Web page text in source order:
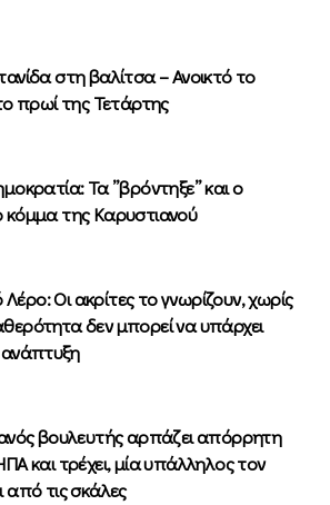
στη βαλίτσα – Ανοικτό το
πρωί της Τετάρτης
Τα ”βρόντηξε” και ο
κόμμα της Καρυστιανού
Οι ακρίτες το γνωρίζουν, χωρίς
δεν μπορεί να υπάρχει
ανάπτυξη
βουλευτής αρπάζει απόρρητη
και τρέχει, μία υπάλληλος τον
από τις σκάλες